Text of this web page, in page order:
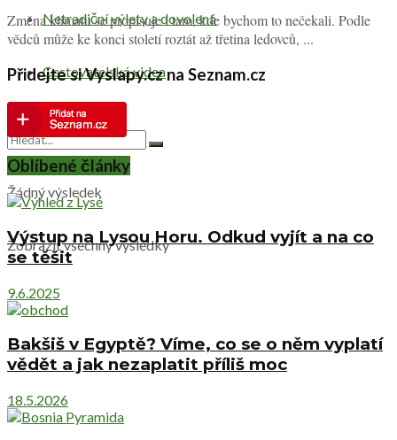
Netradiční výlety a dovolená
Cestovatelská videa
Žádný výsledek
Zobrazit všechny výsledky
Změna klimatu se propisuje i tam, kde bychom to nečekali. Podle
vědců může ke konci století roztát až třetina ledovců, ...
Přidejte si Vyslapy.cz na Seznam.cz
Oblíbené články
Výstup na Lysou Horu. Odkud vyjít a na co
se těšit
9.6.2025
Bakšiš v Egyptě? Víme, co se o něm vyplatí
vědět a jak nezaplatit příliš moc
18.5.2026